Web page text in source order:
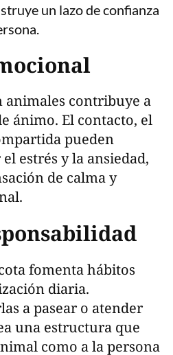
un lazo de confianza
animales contribuye a
ánimo. El contacto, el
pueden
estrés y la ansiedad,
de calma y
fomenta hábitos
diaria.
a pasear o atender
una estructura que
como a la persona